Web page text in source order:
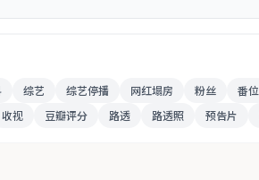
综艺 综艺停播 网红塌房 粉丝 番位
收视 豆瓣评分 路透 路透照 预告片